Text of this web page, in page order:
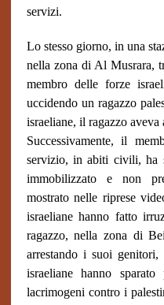
servizi.
Lo stesso giorno, in una
nella zona di Al Musrara,
membro delle forze
uccidendo un ragazzo
israeliane, il ragazzo
Successivamente, il
servizio, in abiti civili, ha
immobilizzato e non
mostrato nelle riprese
israeliane hanno fatto
ragazzo, nella zona di
arrestando i suoi
israeliane hanno
lacrimogeni contro i